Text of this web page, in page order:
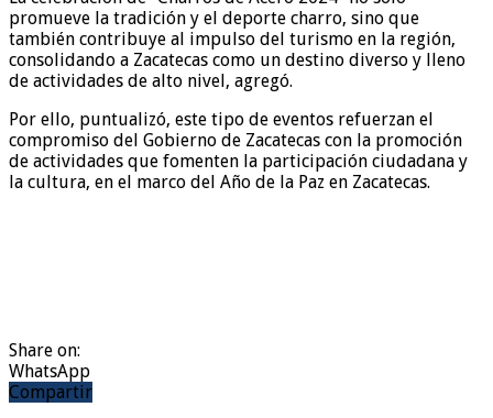
promueve la tradición y el deporte charro, sino que
también contribuye al impulso del turismo en la región,
consolidando a Zacatecas como un destino diverso y lleno
de actividades de alto nivel, agregó.
Por ello, puntualizó, este tipo de eventos refuerzan el
compromiso del Gobierno de Zacatecas con la promoción
de actividades que fomenten la participación ciudadana y
la cultura, en el marco del Año de la Paz en Zacatecas.
Share on:
WhatsApp
Compartir